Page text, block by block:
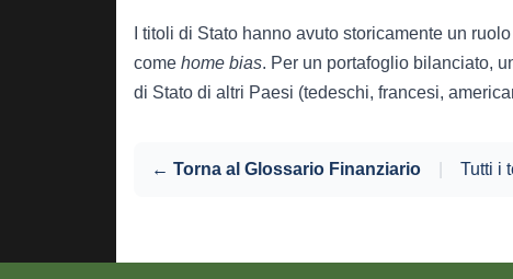
I titoli di Stato hanno avuto storicamente un
come home bias. Per un portafoglio bilanciato,
di Stato di altri Paesi (tedeschi, francesi,
← Torna al Glossario Finanziario Tutti i